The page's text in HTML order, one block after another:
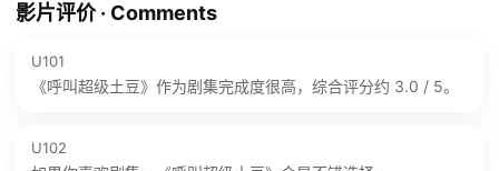
影片评价 · Comments
U101
《呼叫超级土豆》作为剧集完成度很高，综合评分约 3.0 / 5。
U102